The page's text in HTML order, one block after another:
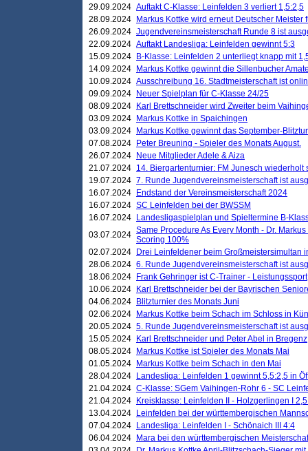
29.09.2024 Auftakt C-Klasse: Leinfelden 3 verliert 1,5:2,5
28.09.2024
Markus Kottke wird erneut Deutscher Meister
26.09.2024 Jugendvereinsmeisterschaft Runde 8 ist
22.09.2024 Auftakt Landesliga: Leinfelden gewinnt 5:3
15.09.2024
B-Klasse: Leinfelden 2 unterliegt knapp mit
14.09.2024
Markus Kottke gewinnt die Sillenbucher
10.09.2024 Ausschreibung 16. Stadtmeisterschaft ist
09.09.2024
Neuer Spielplan für C-Klasse 24/25
08.09.2024
Karl Brettschneider wird Zweiter beim
03.09.2024
Markus Kottke in Spaichingen
03.09.2024
Markus Kottke gewinnt das September-
07.08.2024
Peter Breuning - Spieler des Monats August.
26.07.2024
Neue Mitglieder Adele & Aiza
21.07.2024 14. Biergartenturnier: FM Junesch wiederholt
19.07.2024 7. Runde Jugendvereinsmeisterschaft ist
16.07.2024
Endstand der Vereinsmeisterschaft 2024
16.07.2024 SC Leinfelden bei der BWSSM
16.07.2024
Landesligaspielplan und Spieltermine B-
03.07.2024 Same Procedure As Every Month - Dr.
Scoring 100%
02.07.2024
Drei Leinfeldener beim Großmeistersimultan
28.06.2024 6. Runde Jugendvereinsmeisterschaft ist
18.06.2024
Frank Gehringer ist C-Trainer - Leistungssport
10.06.2024
Karl Brettschneider bei der Bayrischen
04.06.2024
Blitzturnier des Monats Juni
02.06.2024
Markus Kottke beim Schach im Schloss in
20.05.2024 5. Runde Jugendvereinsmeisterschaft ist
15.05.2024
Karl Brettschneider und Peter Abel in Bregenz
08.05.2024
Markus Kottke ist Spieler des Monats Mai
01.05.2024
Markus Kottke beim Schach in den Mai
28.04.2024
Landesliga: Leinfelden 1 gewinnt 5,5:2,5 in
21.04.2024 C-Klasse: SGem Vaihingen-Rohr 6 - SC
21.04.2024
Kreisklasse: Leinfelden II - Holzgerlingen I
13.04.2024
Leinfelden bei der württembergischen
07.04.2024
Landesliga: Leinfelden I - Schönaich III 4:4
06.04.2024
Mara bei den württembergischen